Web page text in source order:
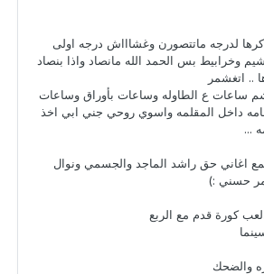
اكرها لدرجه ماتتصورن وغشاااش درجه اولى
وخرابيط بس الحمد الله مانصاد واذا بنصاد
.. اتغشمر
ساعات ع الطاوله وساعات بأوراق وساعات
داخل المقلمه واسوي روحي جني ابي اخذ
...
اغاني حق راشد الماجد والجسمي ونوال
حسني :)
كورة قدم مع الربع
والضحك